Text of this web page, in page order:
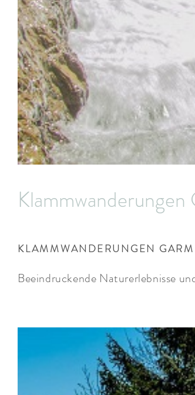
KLAMMWANDERUNGEN
Beeindruckende Naturerlebnisse